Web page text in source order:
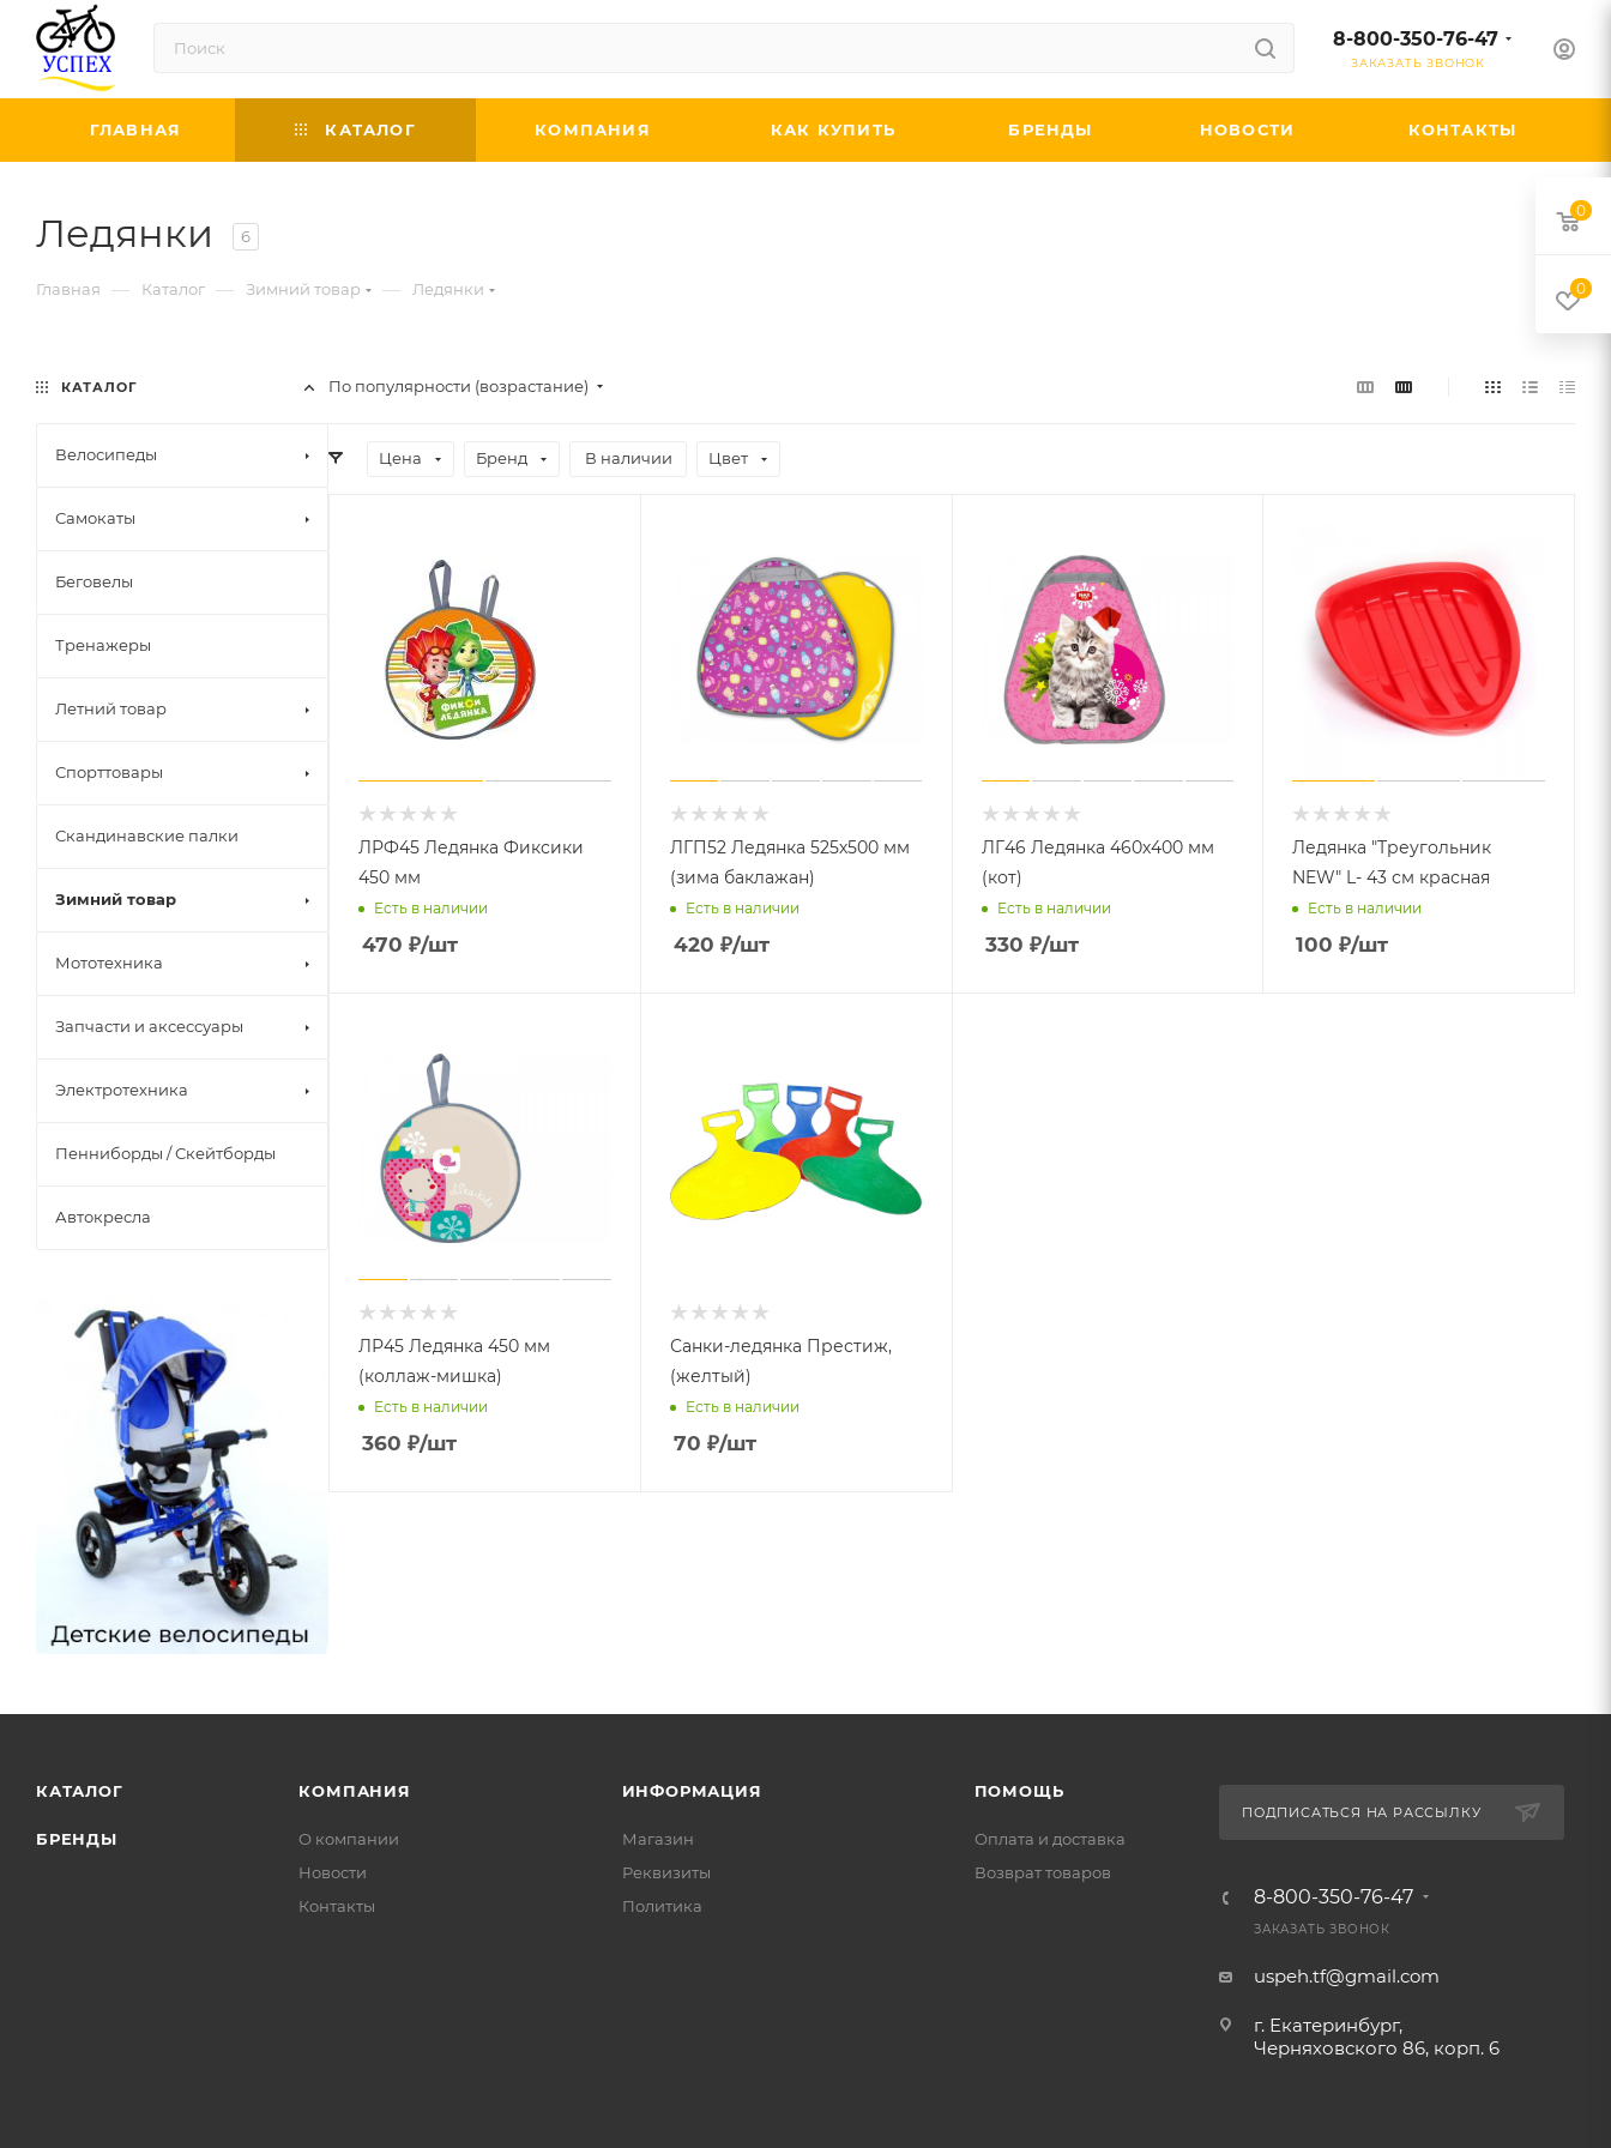
8-800-350-76-47
ЗАКАЗАТЬ ЗВОНОК
ГЛАВНАЯ КАТАЛОГ КОМПАНИЯ КАК КУПИТЬ БРЕНДЫ НОВОСТИ КОНТАКТЫ
Ледянки 6
Главная — Каталог — Зимний товар — Ледянки
По популярности (возрастание)
Цена Бренд В наличии Цвет
ЛРФ45 Ледянка Фиксики
450 мм
Есть в наличии
470 ₽/шт
ЛГП52 Ледянка 525х500 мм
(зима баклажан)
Есть в наличии
420 ₽/шт
ЛГ46 Ледянка 460х400 мм
(кот)
Есть в наличии
330 ₽/шт
Ледянка "Треугольник
NEW" L- 43 см красная
Есть в наличии
100 ₽/шт
ЛР45 Ледянка 450 мм
(коллаж-мишка)
Есть в наличии
360 ₽/шт
Санки-ледянка Престиж,
(желтый)
Есть в наличии
70 ₽/шт
КАТАЛОГ
Велосипеды
Самокаты
Беговелы
Тренажеры
Летний товар
Спорттовары
Скандинавские палки
Зимний товар
Мототехника
Запчасти и аксессуары
Электротехника
Пенниборды / Скейтборды
Автокресла
КАТАЛОГ
БРЕНДЫ
КОМПАНИЯ
О компании
Новости
Контакты
ИНФОРМАЦИЯ
Магазин
Реквизиты
Политика
ПОМОЩЬ
Оплата и доставка
Возврат товаров
ПОДПИСАТЬСЯ НА РАССЫЛКУ
8-800-350-76-47
ЗАКАЗАТЬ ЗВОНОК
uspeh.tf@gmail.com
г. Екатеринбург,
Черняховского 86, корп. 6​
0
0